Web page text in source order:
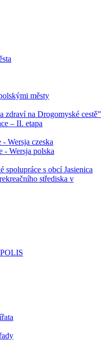
městy
zdraví na Drogomyské cestě”
– II. etapa
- Wersja czeska
- Wersja polska
spolupráce s obcí Jasienica
střediska v